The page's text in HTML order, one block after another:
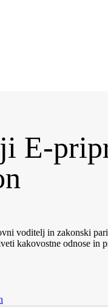
E-
voditelj in zakonski
kakovostne odnose in